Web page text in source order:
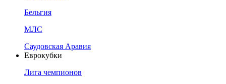
Бельгия
МЛС
Саудовская Аравия
Еврокубки
Лига чемпионов